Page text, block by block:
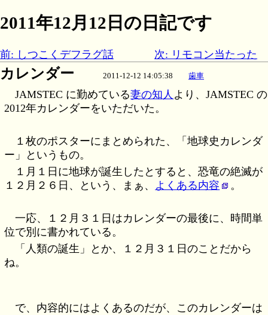
2011年12月12日の日記です
前: しつこくデフラグ話 次: リモコン当たった
カレンダー 2011-12-12 14:05:38 歯車
JAMSTEC に勤めている妻の知人 より、JAMSTEC の
2012年カレンダーをいただいた。
１枚のポスターにまとめられた、「地球史カレンダ
ー」というもの。
１月１日に地球が誕生したとすると、恐竜の絶滅が
１２月２６日、という、まぁ、 よくある内容 。
一応、１２月３１日はカレンダーの最後に、時間単
位で別に書かれている。
「人類の誕生」とか、１２月３１日のことだから
ね。
で、内容的にはよくあるのだが、このカレンダーは